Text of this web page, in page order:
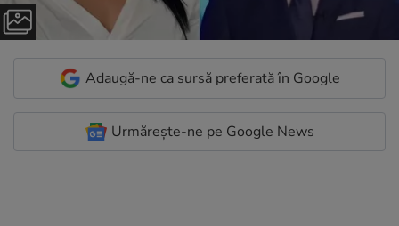
Adaugă-ne ca sursă preferată în Google
Urmărește-ne pe Google News